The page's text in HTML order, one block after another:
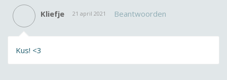
Kliefje 21 april 2021 Beantwoorden
Kus! <3